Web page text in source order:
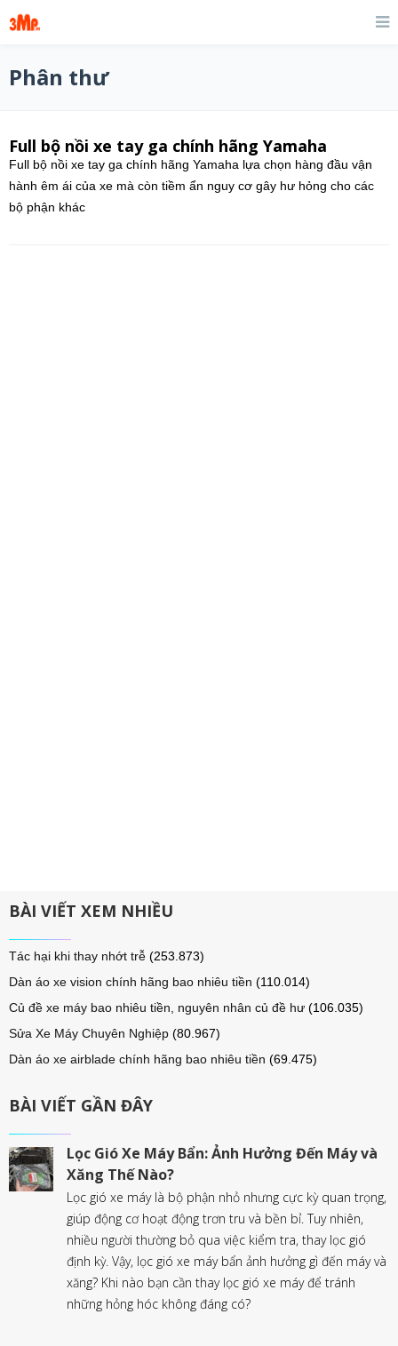
Phân thư
Full bộ nồi xe tay ga chính hãng Yamaha
Full bộ nồi xe tay ga chính hãng Yamaha lựa chọn hàng đầu vận
hành êm ái của xe mà còn tiềm ẩn nguy cơ gây hư hỏng cho các
bộ phận khác
BÀI VIẾT XEM NHIỀU
Tác hại khi thay nhớt trễ (253.873)
Dàn áo xe vision chính hãng bao nhiêu tiền (110.014)
Củ đề xe máy bao nhiêu tiền, nguyên nhân củ đề hư (106.035)
Sửa Xe Máy Chuyên Nghiệp (80.967)
Dàn áo xe airblade chính hãng bao nhiêu tiền (69.475)
BÀI VIẾT GẦN ĐÂY
Lọc Gió Xe Máy Bẩn: Ảnh Hưởng Đến Máy và
Xăng Thế Nào?
Lọc gió xe máy là bộ phận nhỏ nhưng cực kỳ quan trọng,
giúp động cơ hoạt động trơn tru và bền bỉ. Tuy nhiên,
nhiều người thường bỏ qua việc kiểm tra, thay lọc gió
định kỳ. Vậy, lọc gió xe máy bẩn ảnh hưởng gì đến máy và
xăng? Khi nào bạn cần thay lọc gió xe máy để tránh
những hỏng hóc không đáng có?